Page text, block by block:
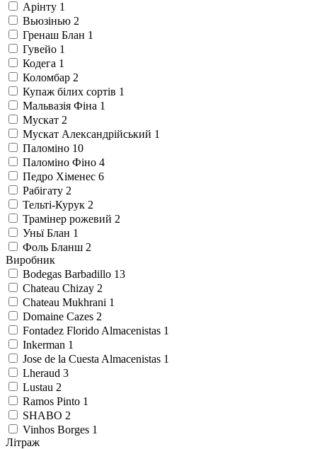
Арінту 1
Вьюзінью 2
Гренаш Блан 1
Гувейо 1
Кодега 1
Коломбар 2
Купаж білих сортів 1
Мальвазія Фіна 1
Мускат 2
Мускат Александрійський 1
Паломіно 10
Паломіно Фіно 4
Педро Хіменес 6
Рабігату 2
Тельті-Курук 2
Трамінер рожевий 2
Уньї Блан 1
Фоль Бланш 2
Виробник
Bodegas Barbadillo 13
Chateau Chizay 2
Chateau Mukhrani 1
Domaine Cazes 2
Fontadez Florido Almacenistas 1
Inkerman 1
Jose de la Cuesta Almacenistas 1
Lheraud 3
Lustau 2
Ramos Pinto 1
SHABO 2
Vinhos Borges 1
Літраж